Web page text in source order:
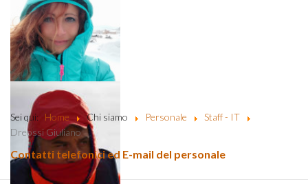
Sei qui: Home Chi siamo Personale
Staff - IT
Dreossi Giuliano
Contatti telefonici ed E-mail del personale